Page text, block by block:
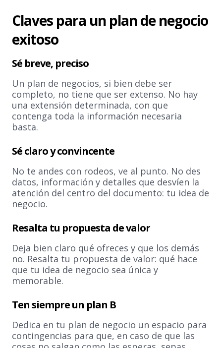
Claves para un plan de negocio
exitoso
Sé breve, preciso
Un plan de negocios, si bien debe ser
completo, no tiene que ser extenso. No hay
una extensión determinada, con que
contenga toda la información necesaria
basta.
Sé claro y convincente
No te andes con rodeos, ve al punto. No des
datos, información y detalles que desvíen la
atención del centro del documento: tu idea de
negocio.
Resalta tu propuesta de valor
Deja bien claro qué ofreces y que los demás
no. Resalta tu propuesta de valor: qué hace
que tu idea de negocio sea única y
memorable.
Ten siempre un plan B
Dedica en tu plan de negocio un espacio para
contingencias para que, en caso de que las